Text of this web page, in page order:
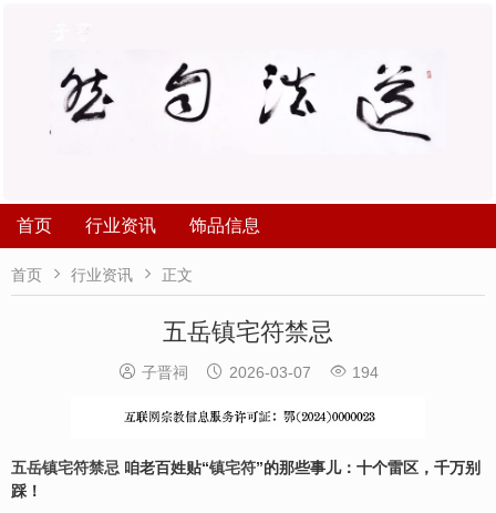
首页 行业资讯 饰品信息
首页  行业资讯  正文
五岳镇宅符禁忌
 子晋祠  2026-03-07  194
五岳镇宅符禁忌 咱老百姓贴“镇宅符”的那些事儿：十个雷区，千万别
踩！